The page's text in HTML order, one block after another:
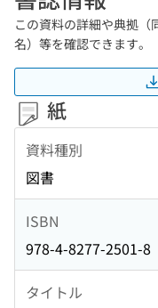
この資料の詳細や典拠
名）等を確認できます。
紙
資料種別
図書
ISBN
978-4-8277-2501-8
タイトル